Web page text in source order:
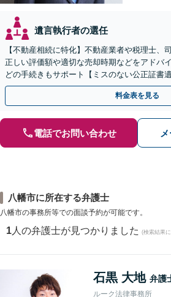
遺言執行者の選任
【不動産相続に特化】不動産業者や税理士、
正しい評価額や適切な売却時期などをアドバ
どの手続きもサポート【ミスのない公正証書
点から遺言書を作成します。
料金表を見る
電話でお問い合わせ
八幡市に所在する弁護士
八幡市の事務所等での面談予約が可能です。
1 人の弁護士が見つかりました (検索結果
石黒 大地 弁護
ルーク法律事務所